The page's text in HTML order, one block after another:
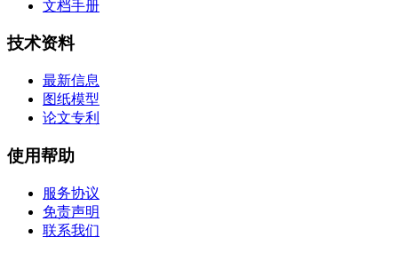
文档手册
技术资料
最新信息
图纸模型
论文专利
使用帮助
服务协议
免责声明
联系我们